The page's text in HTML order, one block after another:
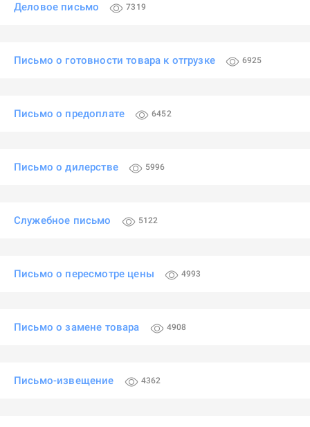
Деловое письмо 7319
Письмо о готовности товара к отгрузке 6925
Письмо о предоплате 6452
Письмо о дилерстве 5996
Служебное письмо 5122
Письмо о пересмотре цены 4993
Письмо о замене товара 4908
Письмо-извещение 4362